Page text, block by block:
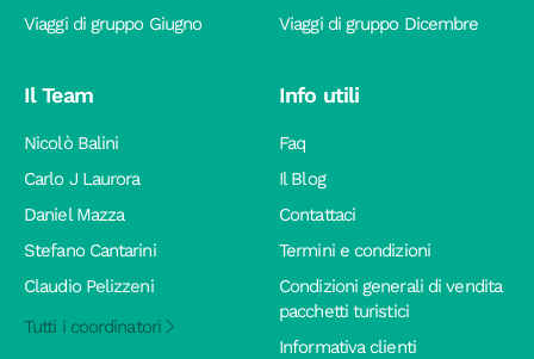
Viaggi di gruppo Giugno
Viaggi di gruppo Dicembre
Il Team
Nicolò Balini
Carlo J Laurora
Daniel Mazza
Stefano Cantarini
Claudio Pelizzeni
Tutti i coordinatori
Info utili
Faq
Il Blog
Contattaci
Termini e condizioni
Condizioni generali di vendita
pacchetti turistici
Informativa clienti